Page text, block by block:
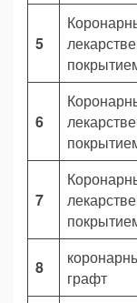
5
6
7
8
графт